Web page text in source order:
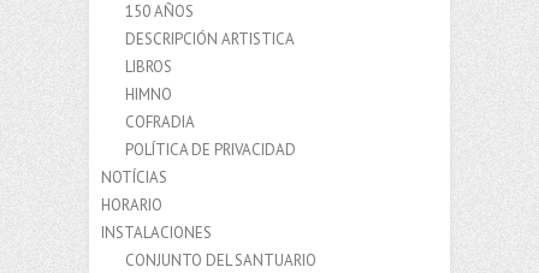
150 AÑOS
DESCRIPCIÓN ARTISTICA
LIBROS
HIMNO
COFRADIA
POLÍTICA DE PRIVACIDAD
NOTÍCIAS
HORARIO
INSTALACIONES
CONJUNTO DEL SANTUARIO